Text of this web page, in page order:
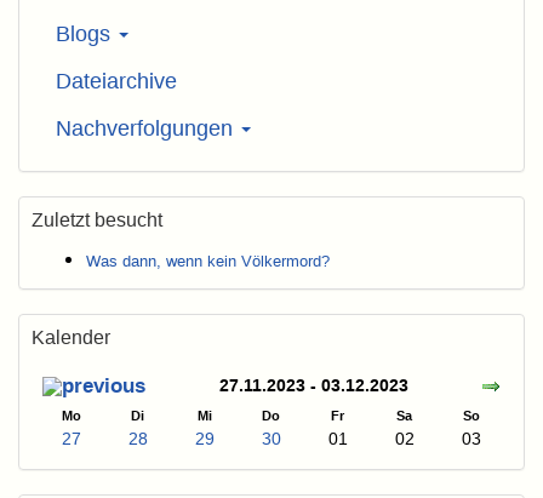
Blogs
Dateiarchive
Nachverfolgungen
Zuletzt besucht
Was dann, wenn kein Völkermord?
Kalender
27.11.2023 - 03.12.2023
Mo Di Mi Do Fr Sa So
27 28 29 30 01 02 03